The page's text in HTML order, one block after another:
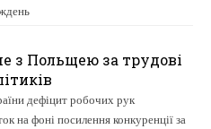
з Польщею за трудові
дефіцит робочих рук
на фоні посилення конкуренції за